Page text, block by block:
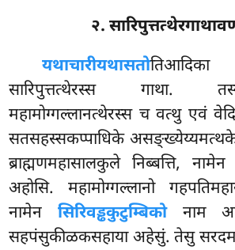
२.
यथाचारीयथासतो
सारिपुत्तत्थेरस्स गाथा.
महामोग्गल्लानत्थेरस्स च वत्थु एवं
सतसहस्सकप्पाधिके असङ्ख्येय्यमत्थके
ब्राह्मणमहासालकुले निब्बत्ति, नामेन
अहोसि. महामोग्गल्लानो
नामेन सिरिवड्ढकुटुम्बिकोनाम
सहपंसुकीळकसहाया अहेसुं. तेसु